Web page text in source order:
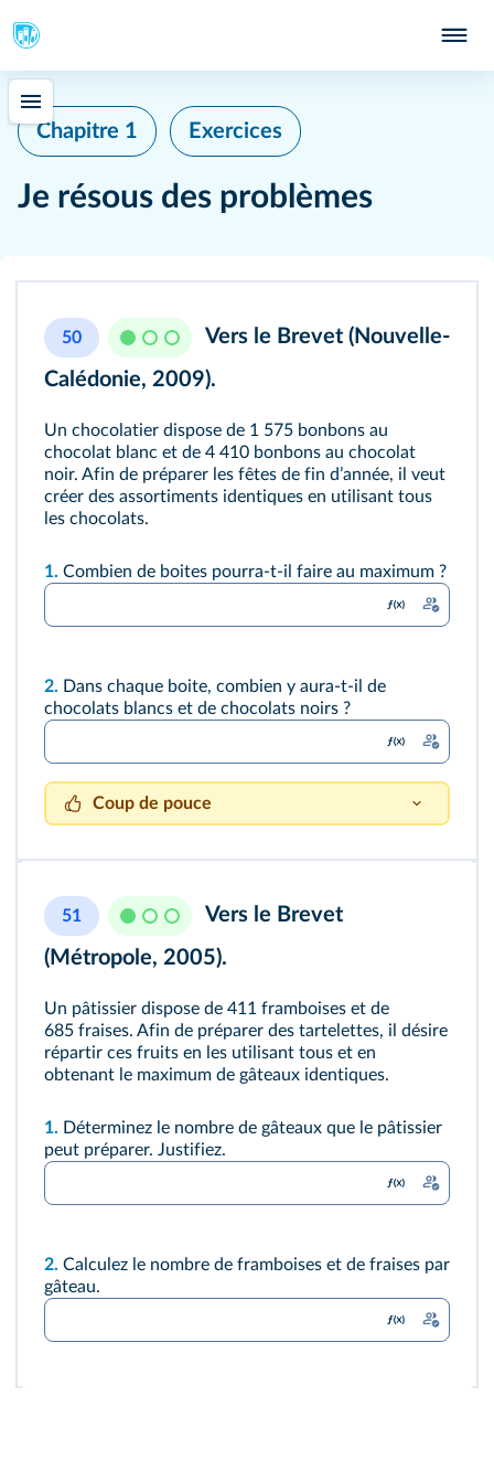
Chapitre 1 Exercices
Je résous des problèmes
50
Vers le Brevet (Nouvelle-
Calédonie, 2009).
Un chocolatier dispose de 1 575 bonbons au
chocolat blanc et de 4 410 bonbons au chocolat
noir. Afin de préparer les fêtes de fin dʼannée, il veut
créer des assortiments identiques en utilisant tous
les chocolats.
1. Combien de boites pourra-t-il faire au maximum ?
2. Dans chaque boite, combien y aura-t-il de
chocolats blancs et de chocolats noirs ?
Coup de pouce
un diviseur du nombre de chocolats noirs. Il
doit aussi être le plus grand de ces diviseurs.
51
Vers le Brevet
(Métropole, 2005).
Un pâtissier dispose de 411 framboises et de
685 fraises. Afin de préparer des tartelettes, il désire
répartir ces fruits en les utilisant tous et en
obtenant le maximum de gâteaux identiques.
1. Déterminez le nombre de gâteaux que le pâtissier
peut préparer. Justifiez.
2. Calculez le nombre de framboises et de fraises par
gâteau.